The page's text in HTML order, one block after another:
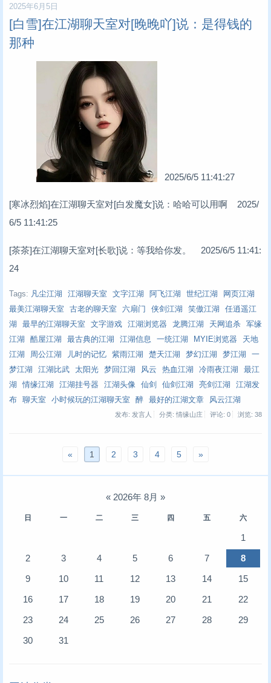
2025年6月5日
[白雪]在江湖聊天室对[晚晚吖]说：是得钱的
那种
2025/6/5 11:41:27
[寒冰烈焰]在江湖聊天室对[白发魔女]说：哈哈可以用啊 2025/
6/5 11:41:25
[茶茶]在江湖聊天室对[长歌]说：等我给你发。 2025/6/5 11:41:
24
Tags: 凡尘江湖 江湖聊天室 文字江湖 阿飞江湖 世纪江湖
网页江湖
最美江湖聊天室
古老的聊天室 六扇门 侠剑江湖 笑傲江湖
任逍遥江
湖
最早的江湖聊天室 文字游戏 江湖浏览器 龙腾江湖 天网追杀
军缘
江湖
酷屋江湖 最古典的江湖 江湖信息 一统江湖 MYIE浏览器
天地
江湖
周公江湖 儿时的记忆 紫雨江湖 楚天江湖 梦幻江湖 梦江湖
一
梦江湖
江湖比武 太阳光 梦回江湖 风云 热血江湖 冷雨夜江湖
最江
湖
情缘江湖 江湖挂号器 江湖头像 仙剑 仙剑江湖 亮剑江湖
江湖发
布
聊天室 小时候玩的江湖聊天室 醉 最好的江湖文章 风云江湖
发布: 发言人 分类: 情缘山庄 评论: 0 浏览: 38
« 1 2 3 4 5 »
« 2026年 8月 »
日 一 二 三 四 五 六
1
2
3 4 5 6 7
8
9
10 11 12 13 14
15
16
17 18 19 20 21
22
23
24 25 26 27 28
29
30
31